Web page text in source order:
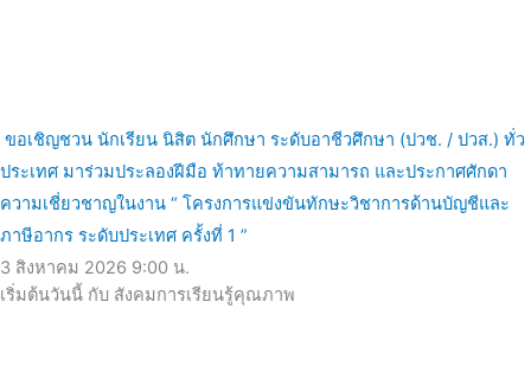
ขอเชิญชวน นักเรียน นิสิต นักศึกษา ระดับอาชีวศึกษา (ปวช. / ปวส.) ทั่ว
ประเทศ มาร่วมประลองฝีมือ ท้าทายความสามารถ และประกาศศักดา
ความเชี่ยวชาญในงาน “ โครงการแข่งขันทักษะวิชาการด้านบัญชีและ
ภาษีอากร ระดับประเทศ ครั้งที่ 1 ”
3 สิงหาคม 2026 9:00 น.
เริ่มต้นวันนี้ กับ สังคมการเรียนรู้คุณภาพ